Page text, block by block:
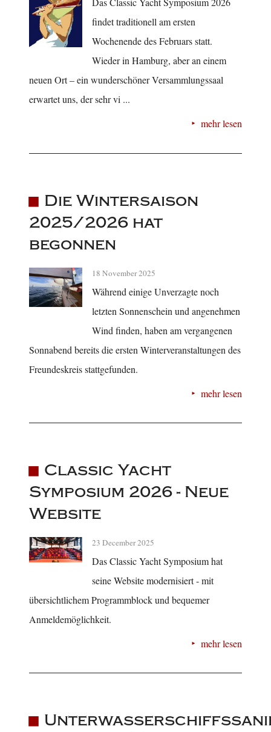
findet traditionell am ersten
Wochenende des Februars statt.
Wieder in Hamburg, aber an einem
neuen Ort – ein wunderschöner Versammlungssaal
erwartet uns, der sehr vi ...
mehr lesen
Die Wintersaison
2025/2026 hat
begonnen
18 November 2025
Während einige Unverzagte noch
letzten Sonnenschein und angenehmen
Wind finden, haben am vergangenen
Sonnabend bereits die ersten Winterveranstaltungen des
Freundeskreis stattgefunden.
mehr lesen
Classic Yacht
Symposium 2026 - Neue
Website
23 December 2025
Das Classic Yacht Symposium hat
seine Website modernisiert - mit
übersichtlichem Programmblock und bequemer
Anmeldemöglichkeit.
mehr lesen